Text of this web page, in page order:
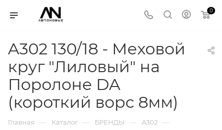
0
A302 130/18 - Меховой
круг "Лиловый" на
Поролоне DA
(короткий ворс 8мм)
Главная — Каталог — БРЕНДЫ — A302 —